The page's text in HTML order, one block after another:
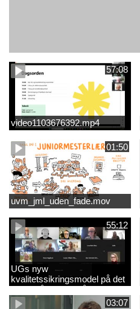
57:08
video1103676392.mp4
01:50
uvm_jml_uden_fade.mov
55:12
UGs nyw
kvalitetssikringsmodel på det
videregående område
03:07